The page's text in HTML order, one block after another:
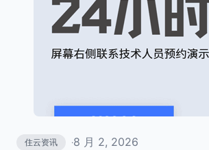
住云资讯 ·8 月 2, 2026